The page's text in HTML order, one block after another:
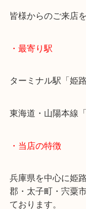
本日はほかにも
記念貨幣などは当
現在、円安とい
姫路市にお住い